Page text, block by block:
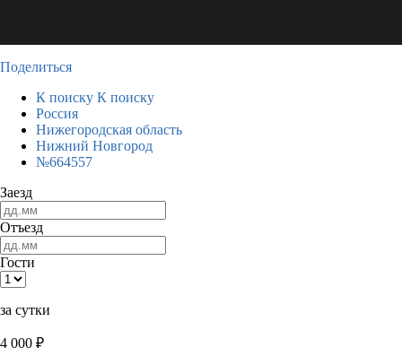
Поделиться
К поиску К поиску
Россия
Нижегородская область
Нижний Новгород
№664557
Заезд
Отъезд
Гости
за сутки
4 000 ₽